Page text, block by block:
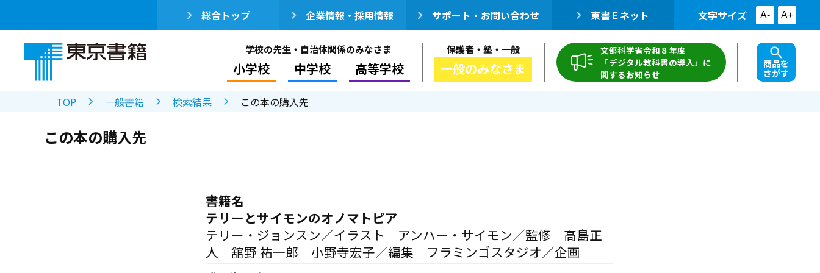
総合トップ 企業情報・採用情報 サポート・お問い合わせ 東書Ｅネット 文字サイズ A- A+
学校の先生・自治体関係のみなさま
小学校 中学校 高等学校
保護者・塾・一般
一般のみなさま
文部科学省令和８年度
「デジタル教科書の導入」に
関するお知らせ
商品を
さがす
TOP 一般書籍 検索結果 この本の購入先
この本の購入先
書籍名
テリーとサイモンのオノマトピア
テリー・ジョンスン／イラスト アンハー・サイモン／監修 高島正
人 舘野 祐一郎 小野寺宏子／編集 フラミンゴスタジオ／企画